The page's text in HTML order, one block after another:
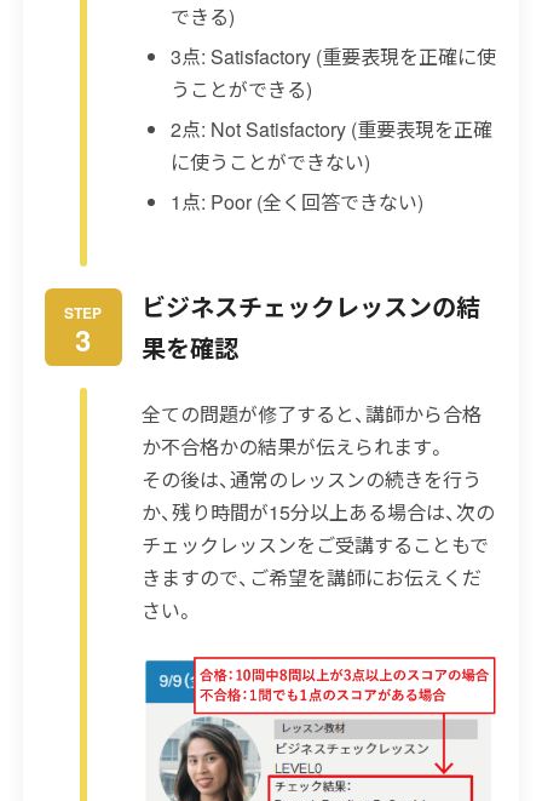
できる)
3点: Satisfactory (重要表現を正確に使
うことができる)
2点: Not Satisfactory (重要表現を正確
に使うことができない)
1点: Poor (全く回答できない)
STEP
3
ビジネスチェックレッスンの結
果を確認
全ての問題が修了すると、講師から合格
か不合格かの結果が伝えられます。
その後は、通常のレッスンの続きを行う
か、残り時間が15分以上ある場合は、次の
チェックレッスンをご受講することもで
きますので、ご希望を講師にお伝えくだ
さい。